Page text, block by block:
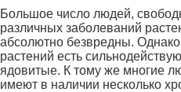
Большое число людей,
различных заболеваний
абсолютно безвредны.
растений есть
ядовитые. К тому же многие
имеют в наличии несколько